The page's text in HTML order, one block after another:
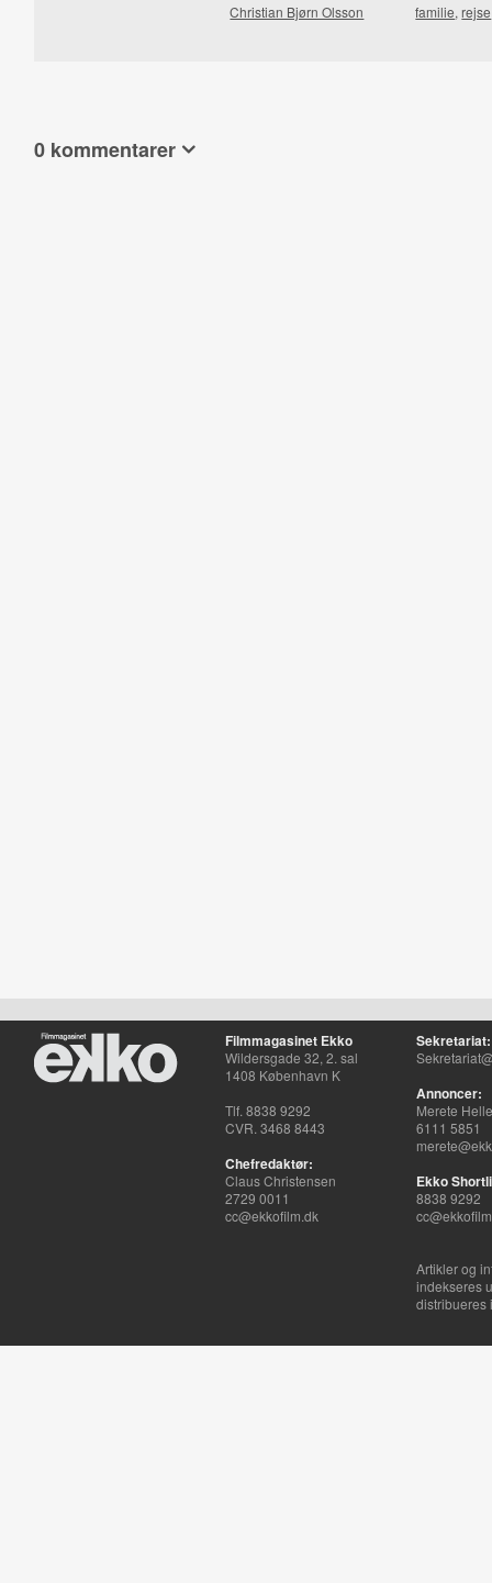
Christian Bjørn Olsson familie,rejse
0 kommentarer
Filmmagasinet Ekko
Wildersgade 32, 2. sal
1408 København K
Tlf. 8838 9292
CVR. 3468 8443
Chefredaktør:
Claus Christensen
2729 0011
cc@ekkofilm.dk
Sekretariat:
Annoncer:
Merete
6111 5851
Ekko
8838 9292
Artikler og
indekseres
distribueres